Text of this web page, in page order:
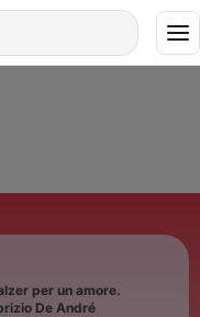
per un amore.
De André